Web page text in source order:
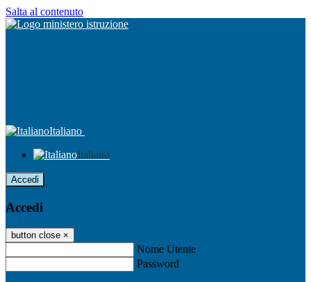
Salta al contenuto
Italiano
Italiano
Accedi
Accedi
button close ×
Nome Utente
Password